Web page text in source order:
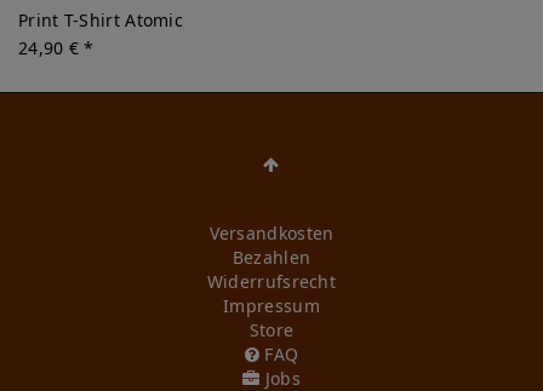
Print T-Shirt Atomic
24,90 € *
Versandkosten
Bezahlen
Widerrufs­recht
Impressum
Store
FAQ
Jobs